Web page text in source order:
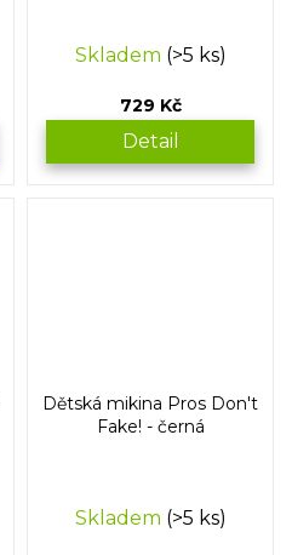
Skladem (>5 ks)
729 Kč
Detail
Dětská mikina Pros Don't
Fake! - černá
Skladem (>5 ks)